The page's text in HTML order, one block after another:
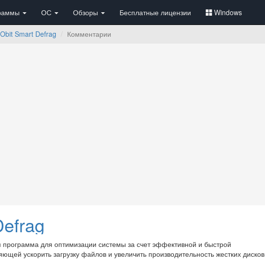
ОС Обзоры Бесплатные лицензии Windows
Smart Defrag Комментарии
для оптимизации системы за счет эффективной и быстрой
ускорить загрузку файлов и увеличить производительность жестких дисков